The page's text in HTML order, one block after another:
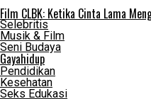
Film CLBK: Ketika Cinta Lama
Selebritis
Musik & Film
Seni Budaya
Gayahidup
Pendidikan
Kesehatan
Seks Edukasi